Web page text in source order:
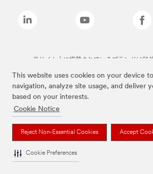
This website uses cookies on your device
navigation, analyze site usage, and deliver
based on your interests.
Cookie Notice
Reject Non-Essential Cookies Accept
Cookie Preferences
当サイト上に掲載されているブランドは3M